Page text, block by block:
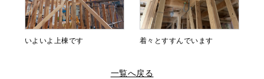
いよいよ上棟です 着々とすすんでいます
一覧へ戻る